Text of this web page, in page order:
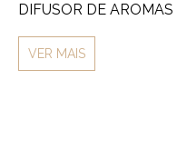
DIFUSOR DE
VER MAIS